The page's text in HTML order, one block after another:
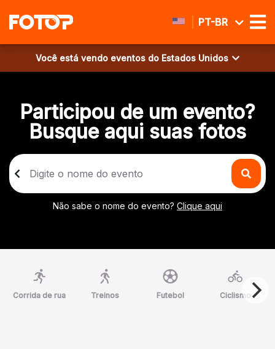
PT-BR
Você está vendo eventos do Estados Unidos
Participou de um evento?
Busque aqui suas fotos
Não sabe o nome do evento? Clique aqui
Corrida de rua Treinos Futebol Ciclismo